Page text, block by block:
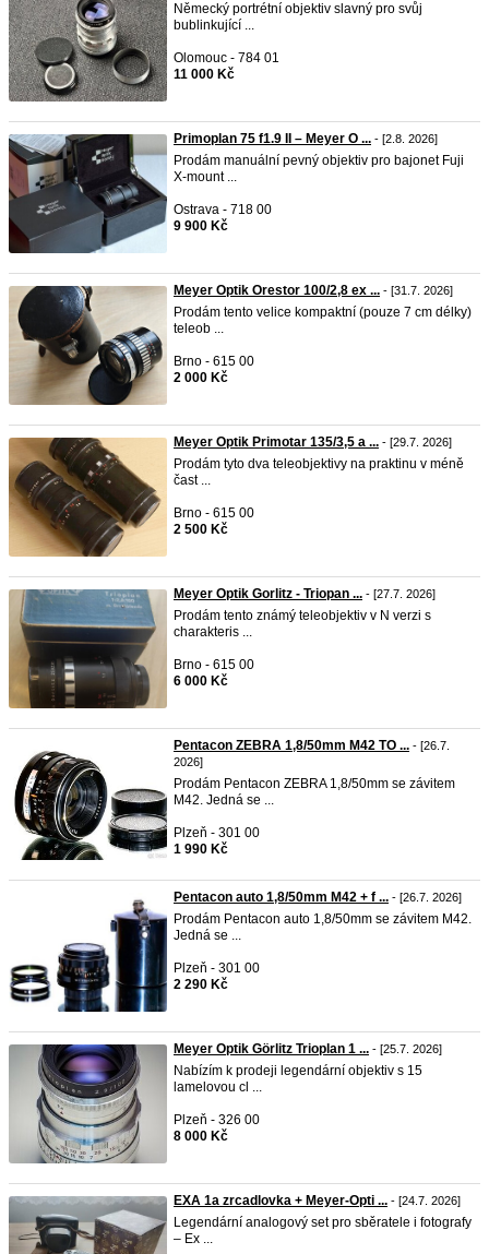
Německý portrétní objektiv slavný pro svůj
bublinkující ...
Olomouc - 784 01
11 000 Kč
Primoplan 75 f1.9 II – Meyer O ... - [2.8. 2026]
Prodám manuální pevný objektiv pro bajonet Fuji
X-mount ...
Ostrava - 718 00
9 900 Kč
Meyer Optik Orestor 100/2,8 ex ... - [31.7. 2026]
Prodám tento velice kompaktní (pouze 7 cm délky)
teleob ...
Brno - 615 00
2 000 Kč
Meyer Optik Primotar 135/3,5 a ... - [29.7. 2026]
Prodám tyto dva teleobjektivy na praktinu v méně
čast ...
Brno - 615 00
2 500 Kč
Meyer Optik Gorlitz - Triopan ... - [27.7. 2026]
Prodám tento známý teleobjektiv v N verzi s
charakteris ...
Brno - 615 00
6 000 Kč
Pentacon ZEBRA 1,8/50mm M42 TO ... - [26.7.
2026]
Prodám Pentacon ZEBRA 1,8/50mm se závitem
M42. Jedná se ...
Plzeň - 301 00
1 990 Kč
Pentacon auto 1,8/50mm M42 + f ... - [26.7. 2026]
Prodám Pentacon auto 1,8/50mm se závitem M42.
Jedná se ...
Plzeň - 301 00
2 290 Kč
Meyer Optik Görlitz Trioplan 1 ... - [25.7. 2026]
Nabízím k prodeji legendární objektiv s 15
lamelovou cl ...
Plzeň - 326 00
8 000 Kč
EXA 1a zrcadlovka + Meyer-Opti ... - [24.7. 2026]
Legendární analogový set pro sběratele i fotografy
– Ex ...